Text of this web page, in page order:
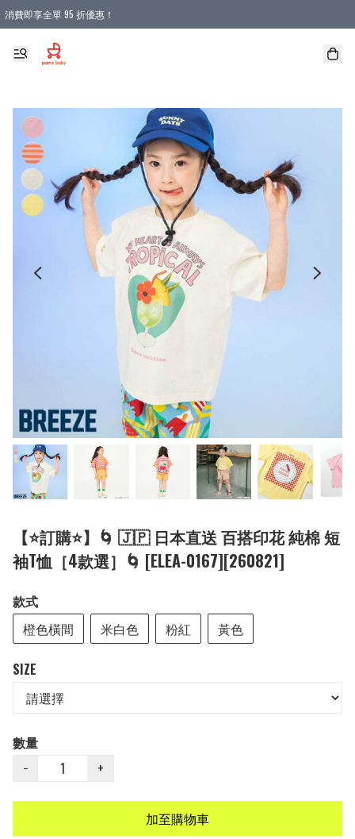
消費即享全單 95 折優惠！
購物滿 HKD 900.00即享免運費優惠！（適用於 本地送貨、本地取貨 )
【⭐訂購⭐】🌀 🇯🇵 日本直送 百搭印花 純棉 短
袖T恤［4款選］🌀 [ELEA-0167][260821]
款式
橙色橫間
米白色 粉紅 黃色
SIZE
數量
−
+
加至購物車